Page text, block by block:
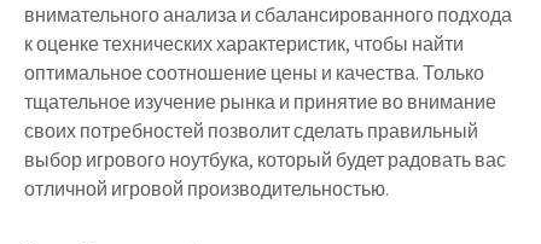
внимательного анализа и сбалансированного подхода
к оценке технических характеристик, чтобы найти
оптимальное соотношение цены и качества. Только
тщательное изучение рынка и принятие во внимание
своих потребностей позволит сделать правильный
выбор игрового ноутбука, который будет радовать вас
отличной игровой производительностью.